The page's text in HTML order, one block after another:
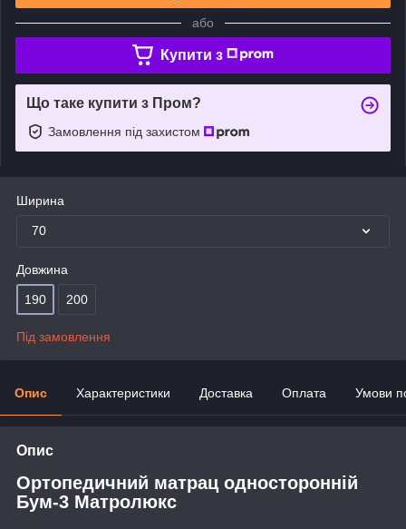
або
Купити з
Що таке купити з Пром?
Замовлення під захистом
Ширина
70
Довжина
190 200
Під замовлення
Опис Характеристики Доставка Оплата Умови
Опис
Ортопедичний матрац односторонній
Бум-3 Матролюкс